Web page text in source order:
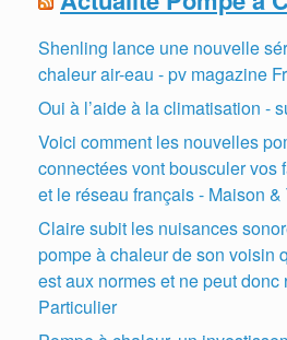
Shenling lance une nouvelle
chaleur air-eau - pv magazine
Oui à l’aide à la climatisation -
Voici comment les nouvelles
connectées vont bousculer vos
et le réseau français - Maison &
Claire subit les nuisances
pompe à chaleur de son voisin
est aux normes et ne peut donc
Particulier